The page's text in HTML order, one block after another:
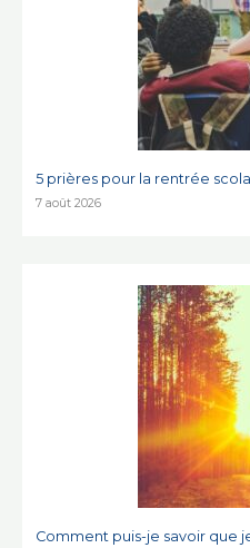
5 prières pour la rentrée
7 août 2026
Comment puis-je savoir que